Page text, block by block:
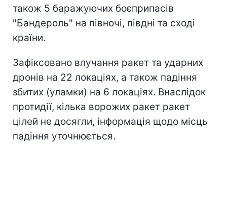
також 5 баражуючих боєприпасів
"Бандероль" на півночі, півдні та сході
країни.
Зафіксовано влучання ракет та ударних
дронів на 22 локаціях, а також падіння
збитих (уламки) на 6 локаціях. Внаслідок
протидії, кілька ворожих ракет ракет
цілей не досягли, інформація щодо місць
падіння уточнюється.